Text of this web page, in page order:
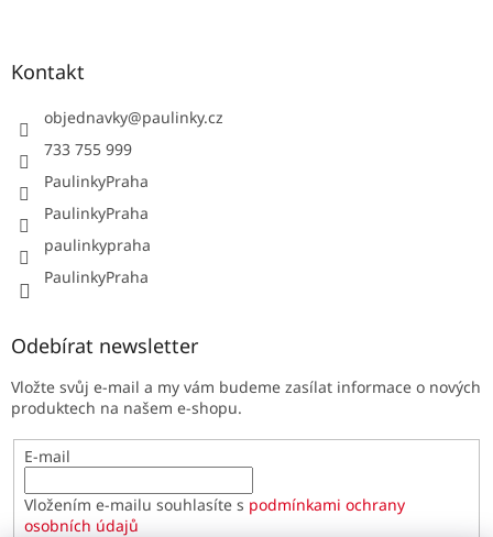
Kontakt
objednavky@paulinky.cz
733 755 999
PaulinkyPraha
PaulinkyPraha
paulinkypraha
PaulinkyPraha
Odebírat newsletter
Vložte svůj e-mail a my vám budeme zasílat informace o nových
produktech na našem e-shopu.
E-mail
Vložením e-mailu souhlasíte s podmínkami ochrany
osobních údajů